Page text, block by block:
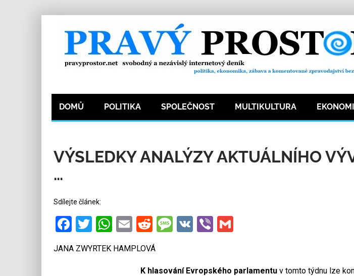
DOMŮ POLITIKA SPOLEČNOST MULTIKULTURA
VÝSLEDKY ANALÝZY AKTUÁLNÍHO
…
Sdílejte článek:
Facebook
Twitter
WhatsApp
EmailRedditMessage
VKViberGmail
JANA ZWYRTEK HAMPLOVÁ
K hlasování Evropského parlamentuv tomto týdnu lze